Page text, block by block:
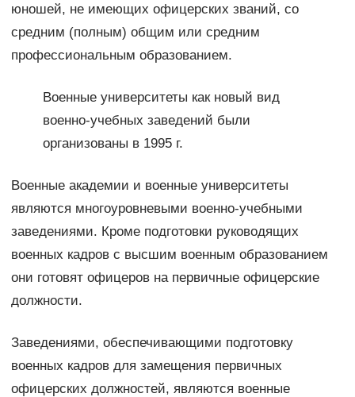
юношей, не имеющих офицерских званий, со
средним (полным) общим или средним
профессиональным образованием.
Военные университеты как новый вид
военно-учебных заведений были
организованы в 1995 г.
Военные академии и военные университеты
являются многоуровневыми военно-учебными
заведениями. Кроме подготовки руководящих
военных кадров с высшим военным образованием
они готовят офицеров на первичные офицерские
должности.
Заведениями, обеспечивающими подготовку
военных кадров для замещения первичных
офицерских должностей, являются военные